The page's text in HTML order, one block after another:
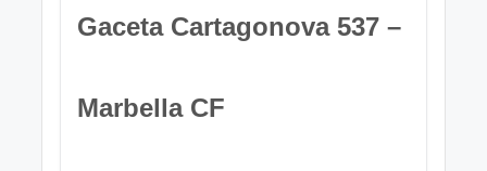
Gaceta Cartagonova 537 –
Marbella CF